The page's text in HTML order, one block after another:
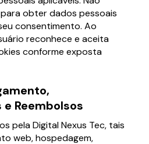
obter dados pessoais
consentimento. Ao
reconhece e aceita
conforme exposta
Reembolsos
pela Digital Nexus Tec, tais
web, hospedagem,